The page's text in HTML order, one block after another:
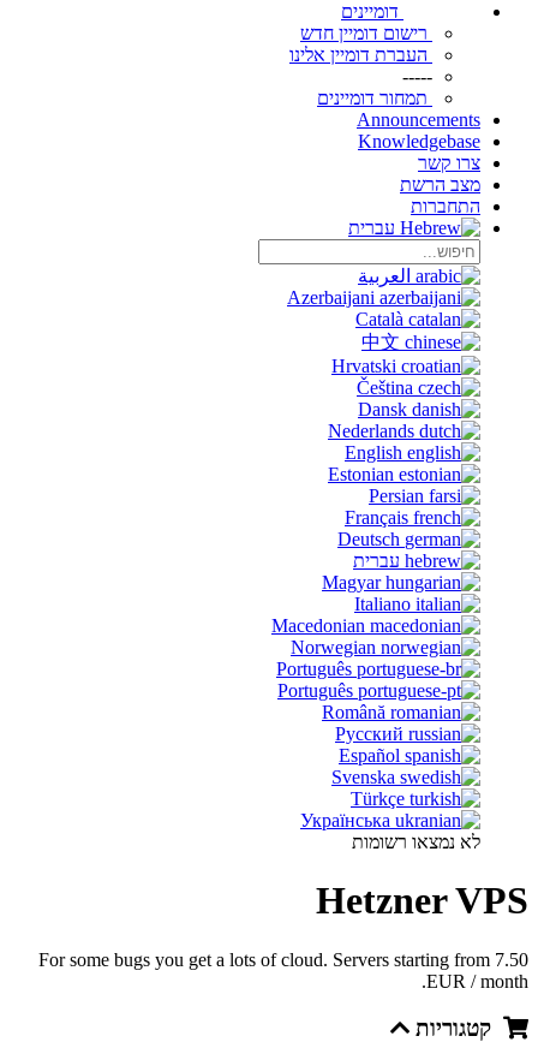
דומיינים
רישום דומיין חדש
העברת דומיין אלינו
-----
תמחור דומיינים
Announcements
Knowledgebase
צרו קשר
מצב הרשת
התחברות
עברית
العربية
Azerbaijani
Català
中文
Hrvatski
Čeština
Dansk
Nederlands
English
Estonian
Persian
Français
Deutsch
עברית
Magyar
Italiano
Macedonian
Norwegian
Português
Português
Română
Русский
Español
Svenska
Türkçe
Українська
לא נמצאו רשומות
Hetzner VPS
For some bugs you get a lots of cloud. Servers starting from 7.50
EUR / month.
קטגוריות